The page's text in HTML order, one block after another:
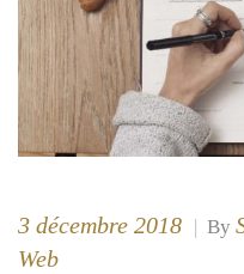
3 décembre 2018 | By
Web